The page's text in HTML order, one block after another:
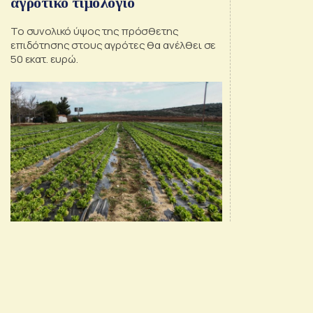
Το συνολικό ύψος της πρόσθετης
επιδότησης στους αγρότες θα ανέλθει σε
50 εκατ. ευρώ.